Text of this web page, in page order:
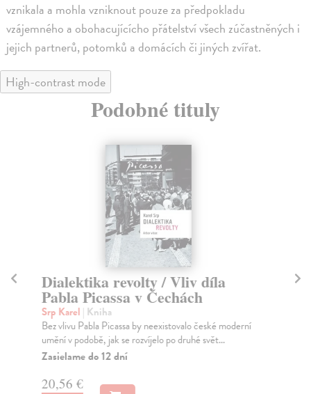
vznikala a mohla vzniknout pouze za předpokladu
vzájemného a obohacujícícho přátelství všech zúčastněných i
jejich partnerů, potomků a domácích či jiných zvířat.
High-contrast mode
Podobné tituly
Dialektika revolty / Vliv díla
Pabla Picassa v Čechách
Srp Karel | Kniha
Bez vlivu Pabla Picassa by neexistovalo české moderní
umění v podobě, jak se rozvíjelo po druhé svět...
Zasielame do 12 dní
20,56 €